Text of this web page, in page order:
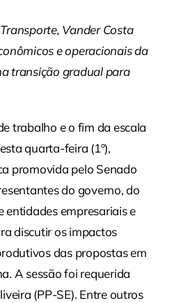
Vander Costa
e operacionais da
transição gradual para
trabalho e o fim da escala
quarta-feira (1º),
promovida pelo Senado
do governo, do
entidades empresariais e
discutir os impactos
das propostas em
A sessão foi requerida
(PP-SE). Entre outros